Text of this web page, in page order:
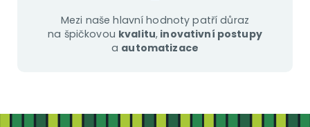
Mezi naše hlavní hodnoty patří důraz
na špičkovou kvalitu, inovativní postupy
a automatizace